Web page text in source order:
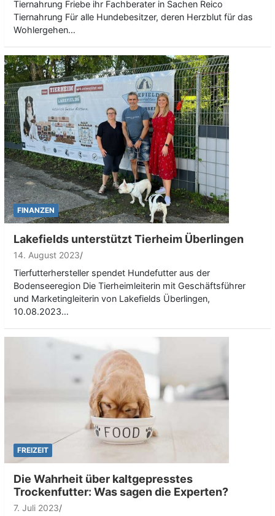
Tiernahrung Friebe ihr Fachberater in Sachen Reico
Tiernahrung Für alle Hundebesitzer, deren Herzblut für das
Wohlergehen…
FINANZEN
Lakefields unterstützt Tierheim Überlingen
14. August 2023
Tierfutterhersteller spendet Hundefutter aus der
Bodenseeregion Die Tierheimleiterin mit Geschäftsführer
und Marketingleiterin von Lakefields Überlingen,
10.08.2023…
FREIZEIT
Die Wahrheit über kaltgepresstes
Trockenfutter: Was sagen die Experten?
7. Juli 2023